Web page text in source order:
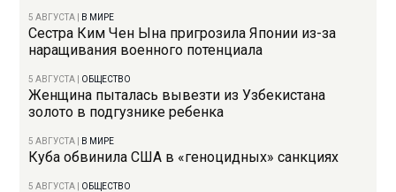
5 АВГУСТА В МИРЕ
Сестра Ким Чен Ына пригрозила Японии из-за
наращивания военного потенциала
5 АВГУСТА ОБЩЕСТВО
Женщина пыталась вывезти из Узбекистана
золото в подгузнике ребенка
5 АВГУСТА В МИРЕ
Куба обвинила США в «геноцидных» санкциях
5 АВГУСТА ОБЩЕСТВО